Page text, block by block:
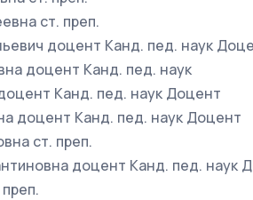
ст. преп.
доцент Канд. пед. наук
доцент Канд. пед. наук
Канд. пед. наук Доцент
доцент Канд. пед. наук Доцент
ст. преп.
доцент Канд. пед. наук